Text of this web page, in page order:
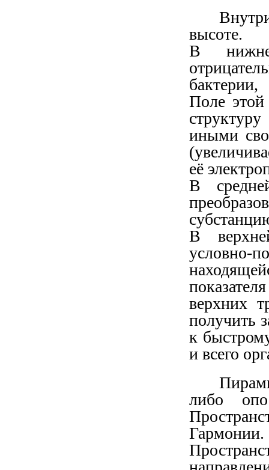
высоте.
В
Поле этой
иными
её
В
В
условно-
верхних
получить
к
и всего
либо